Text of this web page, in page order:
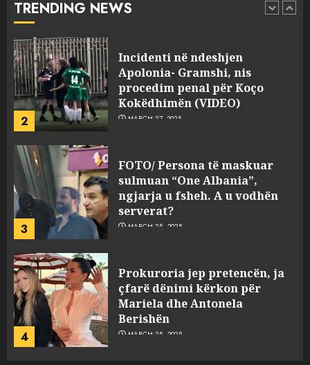
TRENDING NEWS
2 MARCH 27, 2025
3
FOTO/ Persona të maskuar
sulmuan “One Albania”,
ngjarja u fsheh. A u vodhën
serverat?
MARCH 25, 2025
4
Prokuroria jep pretencën, ja
çfarë dënimi kërkon për
Mariela dhe Antonela
Berishën
MARCH 25, 2025
5
“Ai që drejtonte makinën më
ngjau me Talo Çelën”,
dëshmia e Nuredin Dumanit
flet për PERSONAT që e
plagosën!